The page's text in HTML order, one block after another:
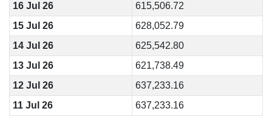
16 Jul 26
615,506.72
15 Jul 26
628,052.79
14 Jul 26
625,542.80
13 Jul 26
621,738.49
12 Jul 26
637,233.16
11 Jul 26
637,233.16